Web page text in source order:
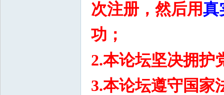
次注册，然后用真
功；
2.本论坛坚决拥护
3.本论坛遵守国家